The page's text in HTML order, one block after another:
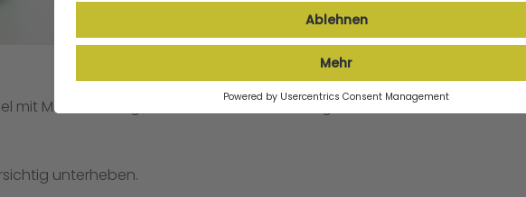
mit Milch und Joghurt nach und nach hinzugeben und kurz
unterheben.